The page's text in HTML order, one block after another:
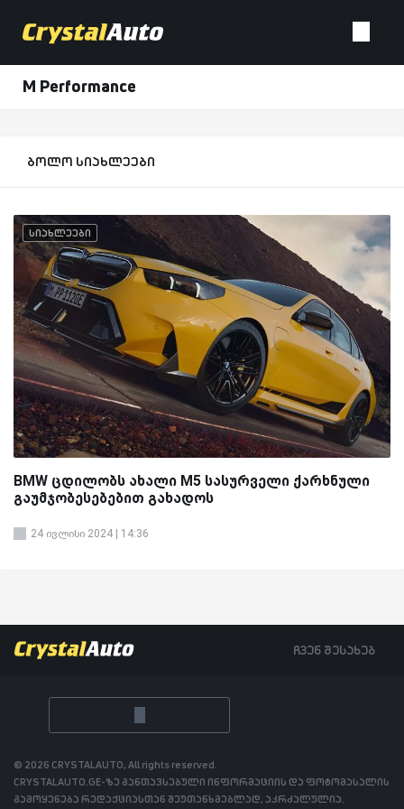
M Performance
ბოლო სიახლეები
სიახლეები
BMW ცდილობს ახალი M5 სასურველი ქარხნული
გაუმჯობესებებით გახადოს
24 ივლისი 2024 | 14:36
ჩვენ შესახებ
© 2026 CRYSTALAUTO, All rights reserved.
CRYSTALAUTO.GE-ზე განთავსებული ინფორმაციის და ფოტომასალის
გამოყენება რედაქციასთან შეუთანხმებლად, აკრძალულია.